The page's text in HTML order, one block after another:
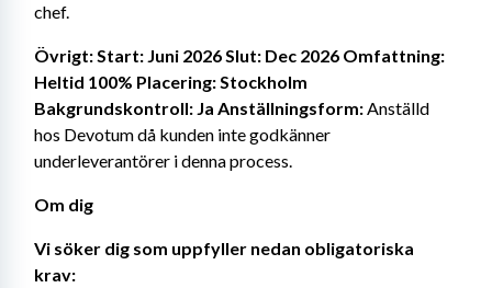
chef.
Övrigt: Start: Juni 2026 Slut: Dec 2026 Omfattning:
Heltid 100% Placering: Stockholm
Bakgrundskontroll: Ja Anställningsform: Anställd
hos Devotum då kunden inte godkänner
underleverantörer i denna process.
Om dig
Vi söker dig som uppfyller nedan obligatoriska
krav: